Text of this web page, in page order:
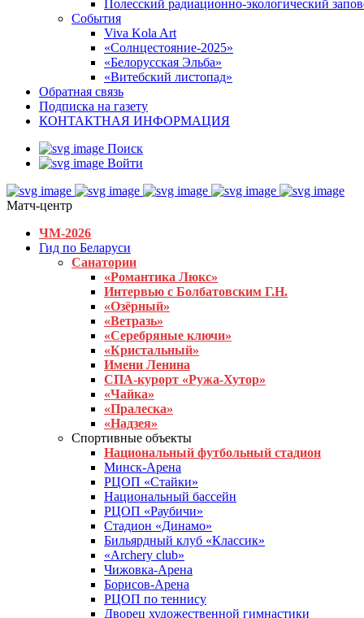
Полесский радиационно-экологический
События
Viva Kola Art
«Солнцестояние-2025»
«Белорусская Эльба»
«Витебский листопад»
Обратная связь
Подписка на газету
КОНТАКТНАЯ ИНФОРМАЦИЯ
Поиск
Войти
Матч-центр
ЧМ-2026
Гид по Беларуси
Санатории
«Романтика Люкс»
Интервью с Болбатовским Г.Н.
«Озёрный»
«Ветразь»
«Серебряные ключи»
«Кристальный»
Имени Ленина
СПА-курорт «Ружа-Хутор»
«Чайка»
«Пралеска»
«Надзея»
Спортивные объекты
Национальный футбольный стадион
Минск-Арена
РЦОП «Стайки»
Национальный бассейн
РЦОП «Раубичи»
Стадион «Динамо»
Бильярдный клуб «Классик»
«Archery club»
Чижовка-Арена
Борисов-Арена
РЦОП по теннису
Дворец художественной гимнастики